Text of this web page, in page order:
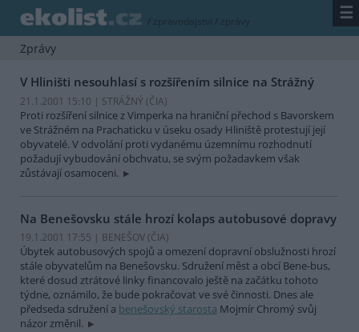
/ zpravodajství / zprávy ☰
Zprávy
V Hliništi nesouhlasí s rozšířením silnice na Strážný
21.1.2001 15:10 | STRÁŽNÝ (ČIA)
Proti rozšíření silnice z Vimperka na hraniční přechod s Bavorskem
ve Strážném na Prachaticku v úseku osady Hliniště protestují její
obyvatelé. V odvolání proti vydanému územnímu rozhodnutí
požadují vybudování obchvatu, se svým požadavkem však
zůstávají osamoceni.
Na Benešovsku stále hrozí kolaps autobusové dopravy
19.1.2001 17:55 | BENEŠOV (ČIA)
Úbytek autobusových spojů a omezení dopravní obslužnosti hrozí
stále obyvatelům na Benešovsku. Sdružení měst a obcí Bene-bus,
které dosud ztrátové linky financovalo ještě na začátku tohoto
týdne, oznámilo, že bude pokračovat ve své činnosti. Dnes ale
předseda sdružení a benešovský starosta Mojmír Chromý svůj
názor změnil.